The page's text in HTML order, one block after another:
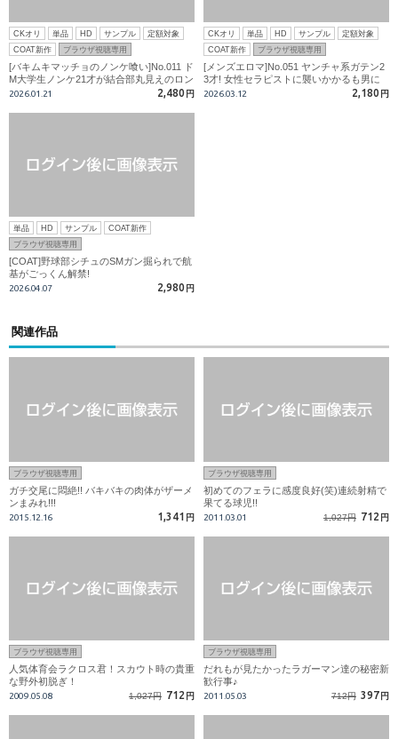
CKオリ 単品 HD サンプル
定額対象
COAT新作
ブラウザ視聴専用
[バキムキマッチョのノンケ喰い]No.011 ド
M大学生ノンケ21才が結合部丸見えのロン
グストロークで突かれながらドすけべ掘ら
2026.01.21 2,480 円
CKオリ 単品 HD サンプル
定額対象
COAT新作
ブラウザ視聴専用
[メンズエロマ]No.051 ヤンチャ系ガテン2
3才! 女性セラピストに襲いかかるも男に
扱かれて屈辱2回発射!
2026.03.12 2,180 円
単品 HD サンプル
COAT新作
ブラウザ視聴専用
[COAT]野球部シチュのSMガン掘られで航
基がごっくん解禁!
2026.04.07 2,980 円
関連作品
ブラウザ視聴専用
ガチ交尾に悶絶!! バキバキの肉体がザーメ
ンまみれ!!!
2015.12.16 1,341 円
ブラウザ視聴専用
初めてのフェラに感度良好(笑)連続射精で
果てる球児!!
2011.03.01 1,027円 712 円
ブラウザ視聴専用
人気体育会ラクロス君！スカウト時の貴重
な野外初脱ぎ！
2009.05.08 1,027円 712 円
ブラウザ視聴専用
だれもが見たかったラガーマン達の秘密新
歓行事♪
2011.05.03 712円 397 円